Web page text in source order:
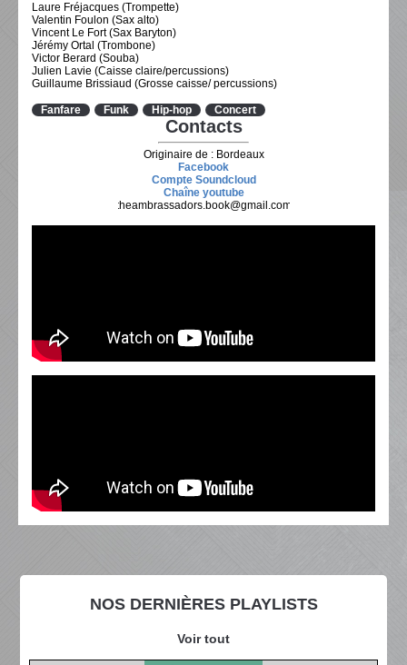
NOS DERNIÈRES PLAYLISTS
Voir tout
Laure Fréjacques (Trompette)
Valentin Foulon (Sax alto)
Vincent Le Fort (Sax Baryton)
Jérémy Ortal (Trombone)
Victor Berard (Souba)
Julien Lavie (Caisse claire/percussions)
Guillaume Brissiaud (Grosse caisse/ percussions)
Fanfare Funk Hip-hop Concert
Contacts
Originaire de : Bordeaux
Facebook
Compte Soundcloud
Chaîne youtube
theambrassadors.book@gmail.com